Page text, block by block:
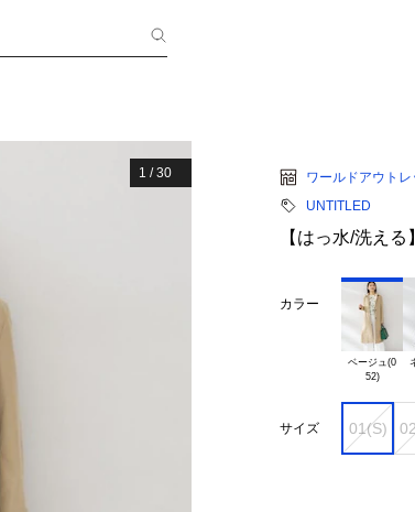
1 /30
ワールドアウトレ
UNTITLED
【はっ水/洗え
カラー
ベージュ(0
52)
サイズ 01(S)